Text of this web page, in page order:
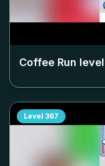
Coffee Run level
Level 367